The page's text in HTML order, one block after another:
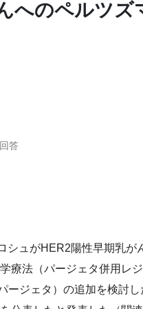
へのペルツズ
答
ュがHER2陽性早期乳が
療法（パージェタ併用レ
ージェタ）の追加を検討